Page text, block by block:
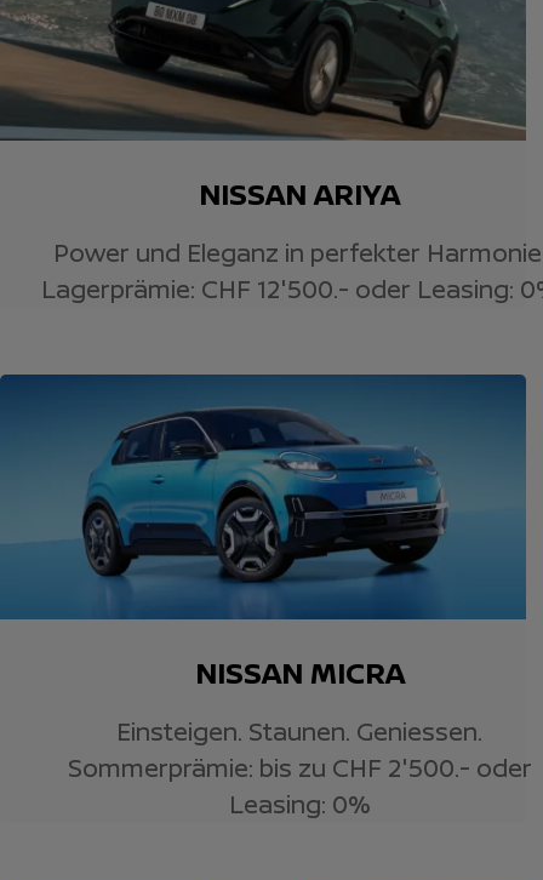
NISSAN ARIYA
Power und Eleganz in perfekter
Lagerprämie: CHF 12'500.- oder Leasing:
NISSAN MICRA
Einsteigen. Staunen. Geniessen.
Sommerprämie: bis zu CHF 2'500.- oder
Leasing: 0%